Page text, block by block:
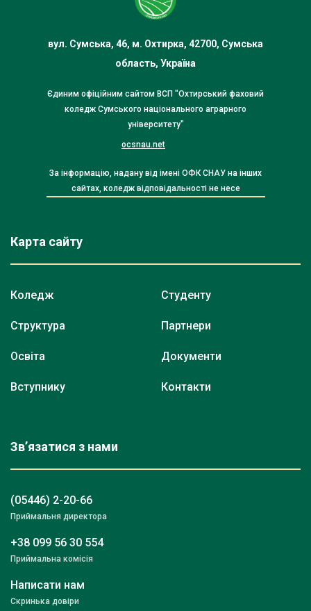
вул. Сумська, 46, м. Охтирка, 42700, Сумська
область, Україна
Єдиним офіційним сайтом ВСП "Охтирський фаховий
коледж Сумського національного аграрного
університету"
ocsnau.net
За інформацію, надану від імені ОФК СНАУ на інших
сайтах, коледж відповідальності не несе
Карта сайту
Коледж
Структура
Освіта
Вступнику
Студенту
Партнери
Документи
Контакти
Зв’язатися з нами
(05446) 2-20-66
Приймальня директора
+38 099 56 30 554
Приймальна комісія
Написати нам
Скринька довіри